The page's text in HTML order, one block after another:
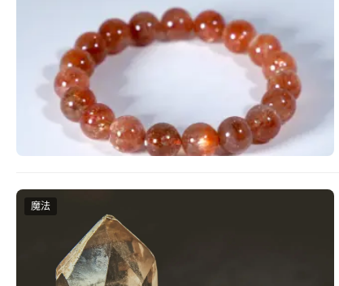
魔法